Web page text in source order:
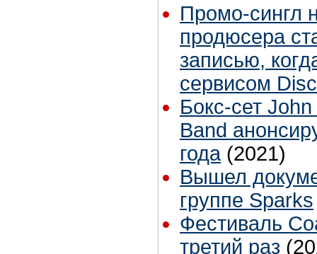
Промо-сингл
продюсера
записью,
сервисом
Бокс-сет
Band
года (2021)
Вышел
группе Sparks
Фестиваль
третий раз